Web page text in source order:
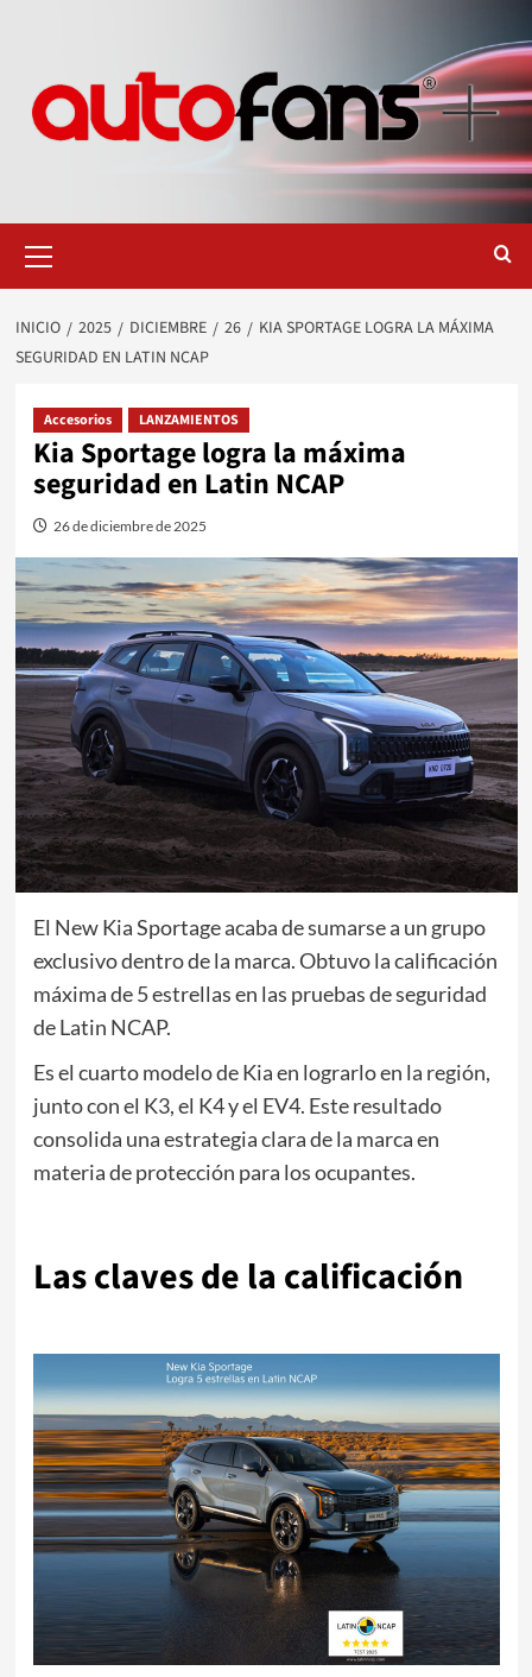
primario
INICIO 2025 DICIEMBRE 26
KIA SPORTAGE LOGRA LA MÁXIMA
SEGURIDAD EN LATIN NCAP
Accesorios LANZAMIENTOS
Kia Sportage logra la máxima
seguridad en Latin NCAP
26 de diciembre de 2025
El New Kia Sportage acaba de sumarse a un grupo
exclusivo dentro de la marca. Obtuvo la calificación
máxima de 5 estrellas en las pruebas de seguridad
de Latin NCAP.
Es el cuarto modelo de Kia en lograrlo en la región,
junto con el K3, el K4 y el EV4. Este resultado
consolida una estrategia clara de la marca en
materia de protección para los ocupantes.
Las claves de la calificación